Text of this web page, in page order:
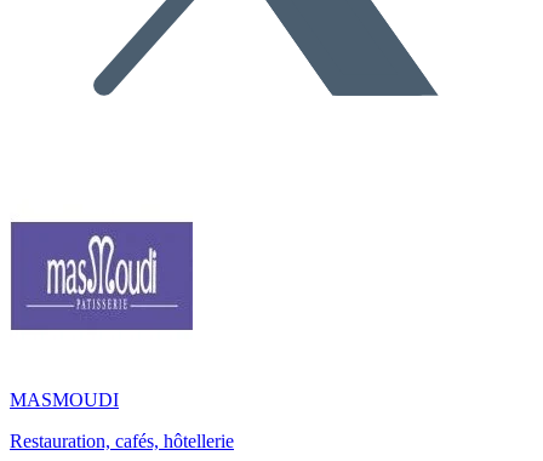
MASMOUDI
Restauration, cafés, hôtellerie